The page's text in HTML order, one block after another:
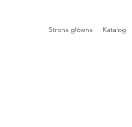
Strona główna Katalog